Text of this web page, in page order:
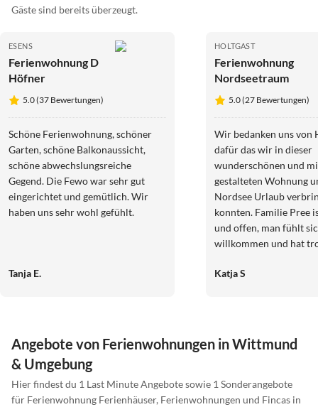
Gäste sind bereits überzeugt.
ESENS
Ferienwohnung D
Höfner
5.0 (37 Bewertungen)
Schöne Ferienwohnung, schöner
Garten, schöne Balkonaussicht,
schöne abwechslungsreiche
Gegend. Die Fewo war sehr gut
eingerichtet und gemütlich. Wir
haben uns sehr wohl gefühlt.
Tanja E.
HOLTGAST
Ferienwohnung
Nordseetraum
5.0 (27 Bewertungen)
Wir bedanken uns von
dafür das wir in dieser
wunderschönen und
gestalteten Wohnung
Nordsee Urlaub
konnten. Familie Pree
und offen, man fühlt
willkommen und hat
Katja S
Angebote von Ferienwohnungen in Wittmund
& Umgebung
Hier findest du 1 Last Minute Angebote sowie 1 Sonderangebote
für Ferienwohnung Ferienhäuser, Ferienwohnungen und Fincas in